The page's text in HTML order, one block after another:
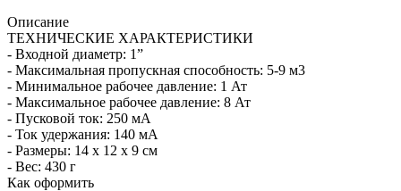
Описание
ТЕХНИЧЕСКИЕ ХАРАКТЕРИСТИКИ
- Входной диаметр: 1”
- Максимальная пропускная способность: 5-9 м3
- Минимальное рабочее давление: 1 Ат
- Максимальное рабочее давление: 8 Ат
- Пусковой ток: 250 мА
- Ток удержания: 140 мА
- Размеры: 14 х 12 х 9 см
- Вес: 430 г
Как оформить